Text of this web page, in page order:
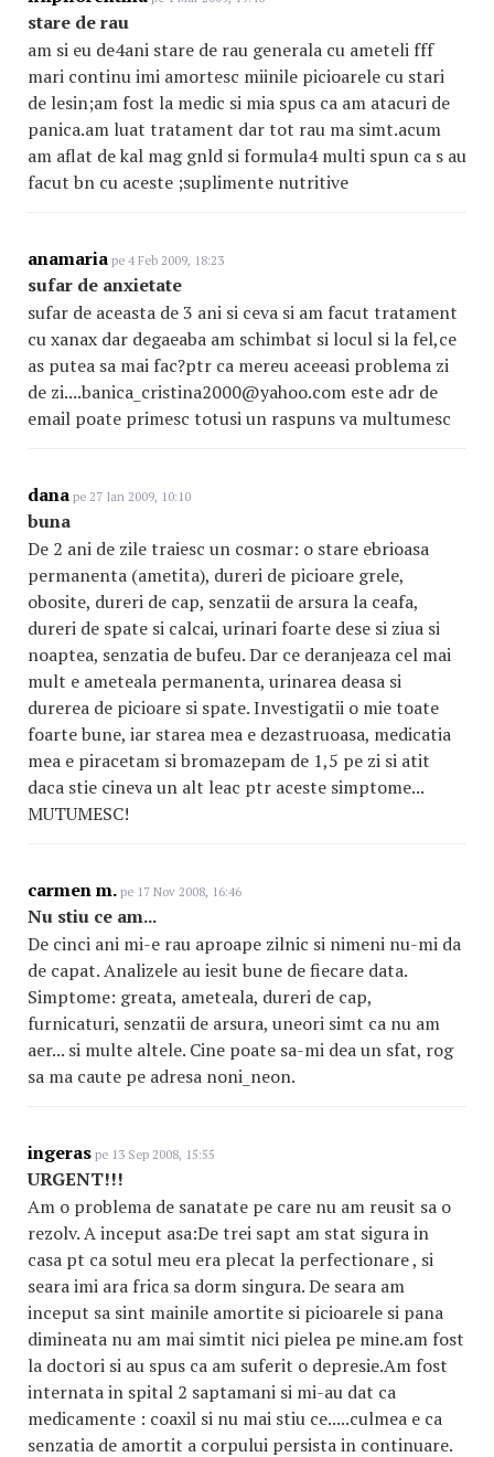
stare de rau
am si eu de4ani stare de rau generala cu ameteli fff
mari continu imi amortesc miinile picioarele cu stari
de lesin;am fost la medic si mia spus ca am atacuri de
panica.am luat tratament dar tot rau ma simt.acum
am aflat de kal mag gnld si formula4 multi spun ca s au
facut bn cu aceste ;suplimente nutritive
anamaria pe 4 Feb 2009, 18:23
sufar de anxietate
sufar de aceasta de 3 ani si ceva si am facut tratament
cu xanax dar degaeaba am schimbat si locul si la fel,ce
as putea sa mai fac?ptr ca mereu aceeasi problema zi
de zi....banica_cristina2000@yahoo.com este adr de
email poate primesc totusi un raspuns va multumesc
dana pe 27 Ian 2009, 10:10
buna
De 2 ani de zile traiesc un cosmar: o stare ebrioasa
permanenta (ametita), dureri de picioare grele,
obosite, dureri de cap, senzatii de arsura la ceafa,
dureri de spate si calcai, urinari foarte dese si ziua si
noaptea, senzatia de bufeu. Dar ce deranjeaza cel mai
mult e ameteala permanenta, urinarea deasa si
durerea de picioare si spate. Investigatii o mie toate
foarte bune, iar starea mea e dezastruoasa, medicatia
mea e piracetam si bromazepam de 1,5 pe zi si atit
daca stie cineva un alt leac ptr aceste simptome...
MUTUMESC!
carmen m. pe 17 Nov 2008, 16:46
Nu stiu ce am...
De cinci ani mi-e rau aproape zilnic si nimeni nu-mi da
de capat. Analizele au iesit bune de fiecare data.
Simptome: greata, ameteala, dureri de cap,
furnicaturi, senzatii de arsura, uneori simt ca nu am
aer... si multe altele. Cine poate sa-mi dea un sfat, rog
sa ma caute pe adresa noni_neon.
ingeras pe 13 Sep 2008, 15:55
URGENT!!!
Am o problema de sanatate pe care nu am reusit sa o
rezolv. A inceput asa:De trei sapt am stat sigura in
casa pt ca sotul meu era plecat la perfectionare , si
seara imi ara frica sa dorm singura. De seara am
inceput sa sint mainile amortite si picioarele si pana
dimineata nu am mai simtit nici pielea pe mine.am fost
la doctori si au spus ca am suferit o depresie.Am fost
internata in spital 2 saptamani si mi-au dat ca
medicamente : coaxil si nu mai stiu ce.....culmea e ca
senzatia de amortit a corpului persista in continuare.